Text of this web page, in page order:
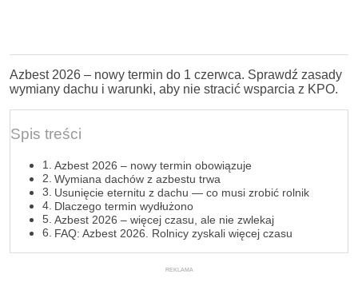
Azbest 2026 – nowy termin do 1 czerwca. Sprawdź zasady
wymiany dachu i warunki, aby nie stracić wsparcia z KPO.
Spis treści
Azbest 2026 – nowy termin obowiązuje
Wymiana dachów z azbestu trwa
Usunięcie eternitu z dachu — co musi zrobić rolnik
Dlaczego termin wydłużono
Azbest 2026 – więcej czasu, ale nie zwlekaj
FAQ: Azbest 2026. Rolnicy zyskali więcej czasu
REKLAMA